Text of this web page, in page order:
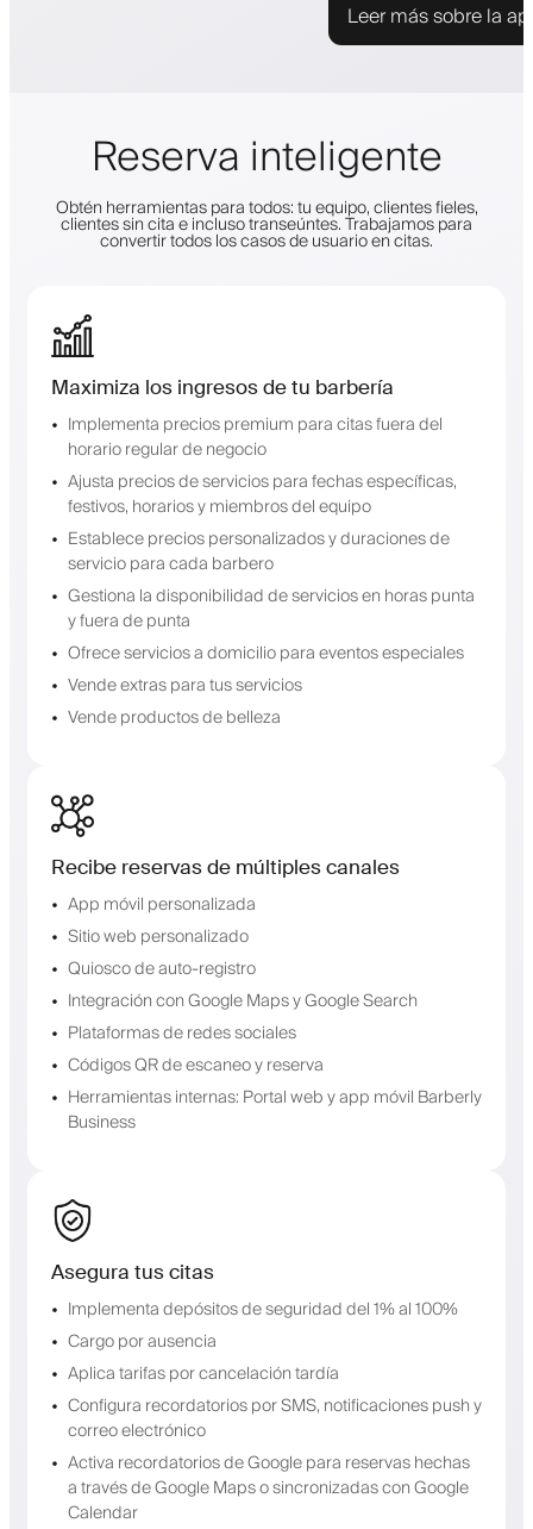
Leer más sobre la
Reserva inteligente
Obtén herramientas para todos: tu equipo, clientes fieles,
clientes sin cita e incluso transeúntes. Trabajamos para
convertir todos los casos de usuario en citas.
Maximiza los ingresos de tu barbería
Implementa precios premium para citas fuera del
horario regular de negocio
Ajusta precios de servicios para fechas específicas,
festivos, horarios y miembros del equipo
Establece precios personalizados y duraciones de
servicio para cada barbero
Gestiona la disponibilidad de servicios en horas punta
y fuera de punta
Ofrece servicios a domicilio para eventos especiales
Vende extras para tus servicios
Vende productos de belleza
Recibe reservas de múltiples canales
App móvil personalizada
Sitio web personalizado
Quiosco de auto-registro
Integración con Google Maps y Google Search
Plataformas de redes sociales
Códigos QR de escaneo y reserva
Herramientas internas: Portal web y app móvil Barberly
Business
Asegura tus citas
Implementa depósitos de seguridad del 1% al 100%
Cargo por ausencia
Aplica tarifas por cancelación tardía
Configura recordatorios por SMS, notificaciones push y
correo electrónico
Activa recordatorios de Google para reservas hechas
a través de Google Maps o sincronizadas con Google
Calendar